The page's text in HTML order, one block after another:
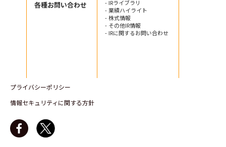
各種お問い合わせ
- IRライブラリ
- 業績ハイライト
- 株式情報
- その他IR情報
- IRに関するお問い合わせ
プライバシーポリシー
情報セキュリティに関する方針